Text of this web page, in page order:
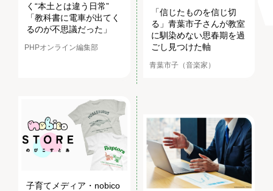
く“本土とは違う日常”
「教科書に電車が出てく
るのが不思議だった」
PHPオンライン編集部
「信じたものを信じ切
る」青葉市子さんが教室
に馴染めない思春期を過
ごし見つけた軸
青葉市子（音楽家）
子育てメディア・nobico